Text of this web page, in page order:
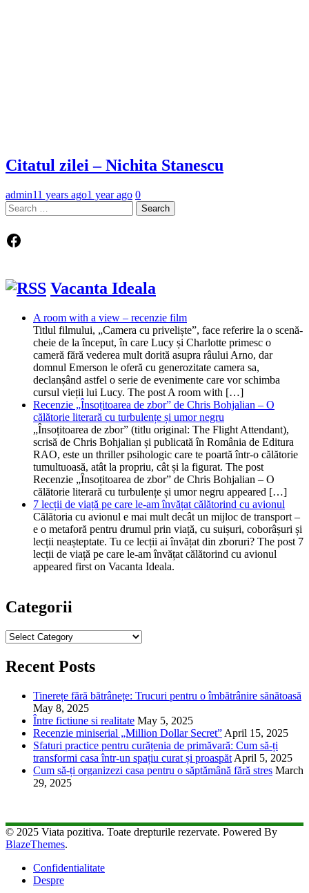
Citatul zilei – Nichita Stanescu
admin11 years ago1 year ago 0
Search
for:
Facebook
Vacanta Ideala
A room with a view – recenzie film
Titlul filmului, „Camera cu priveliște”, face referire la o scenă-
cheie de la început, în care Lucy și Charlotte primesc o
cameră fără vederea mult dorită asupra râului Arno, dar
domnul Emerson le oferă cu generozitate camera sa,
declanșând astfel o serie de evenimente care vor schimba
cursul vieții lui Lucy. The post A room with […]
Recenzie „Însoțitoarea de zbor” de Chris Bohjalian – O
călătorie literară cu turbulențe și umor negru
„Însoțitoarea de zbor” (titlu original: The Flight Attendant),
scrisă de Chris Bohjalian și publicată în România de Editura
RAO, este un thriller psihologic care te poartă într-o călătorie
tumultuoasă, atât la propriu, cât și la figurat. The post
Recenzie „Însoțitoarea de zbor” de Chris Bohjalian – O
călătorie literară cu turbulențe și umor negru appeared […]
7 lecții de viață pe care le-am învățat călătorind cu avionul
Călătoria cu avionul e mai mult decât un mijloc de transport –
e o metaforă pentru drumul prin viață, cu suișuri, coborâșuri și
lecții neașteptate. Tu ce lecții ai învățat din zboruri? The post 7
lecții de viață pe care le-am învățat călătorind cu avionul
appeared first on Vacanta Ideala.
Categorii
Categorii
Recent Posts
Tinerețe fără bătrânețe: Trucuri pentru o îmbătrânire sănătoasă
May 8, 2025
Între fictiune si realitate May 5, 2025
Recenzie miniserial „Million Dollar Secret” April 15, 2025
Sfaturi practice pentru curățenia de primăvară: Cum să-ți
transformi casa într-un spațiu curat și proaspăt April 5, 2025
Cum să-ți organizezi casa pentru o săptămână fără stres March
29, 2025
© 2025 Viata pozitiva. Toate drepturile rezervate. Powered By
BlazeThemes.
Confidentialitate
Despre